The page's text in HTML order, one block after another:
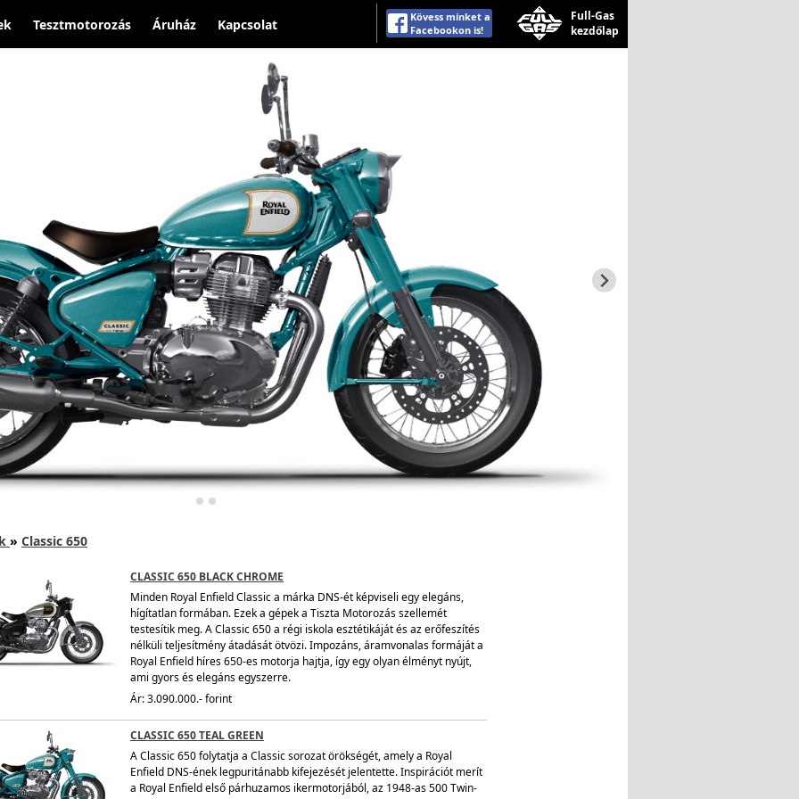
Tesztmotorozás Áruház Kapcsolat
Kövess minket a
Facebookon is!
Full-Gas
kezdőlap
» Classic 650
CLASSIC 650 BLACK CHROME
Minden Royal Enfield Classic a márka DNS-ét képviseli egy elegáns,
hígítatlan formában. Ezek a gépek a Tiszta Motorozás szellemét
testesítik meg. A Classic 650 a régi iskola esztétikáját és az erőfeszítés
nélküli teljesítmény átadását ötvözi. Impozáns, áramvonalas formáját a
Royal Enfield híres 650-es motorja hajtja, így egy olyan élményt nyújt,
ami gyors és elegáns egyszerre.
Ár: 3.090.000.- forint
CLASSIC 650 TEAL GREEN
A Classic 650 folytatja a Classic sorozat örökségét, amely a Royal
Enfield DNS-ének legpuritánabb kifejezését jelentette. Inspirációt merít
a Royal Enfield első párhuzamos ikermotorjából, az 1948-as 500 Twin-